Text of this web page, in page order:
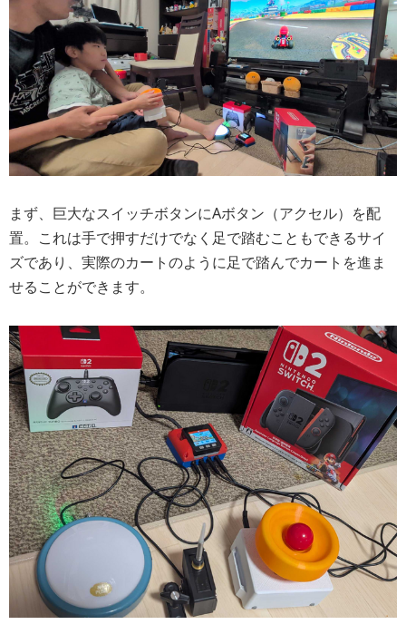
まず、巨大なスイッチボタンにAボタン（アクセル）を配
置。これは手で押すだけでなく足で踏むこともできるサイ
ズであり、実際のカートのように足で踏んでカートを進ま
せることができます。